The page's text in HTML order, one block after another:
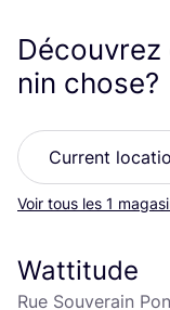
Découvrez
nin chose?
Voir tous les 1
Wattitude
Rue Souverain